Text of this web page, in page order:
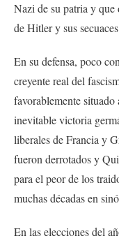
Nazi de su patria y que
de Hitler y sus
En su defensa, poco
creyente real del
favorablemente
inevitable victoria
liberales de Francia y
fueron derrotados y
para el peor de los
muchas décadas en
En las elecciones del